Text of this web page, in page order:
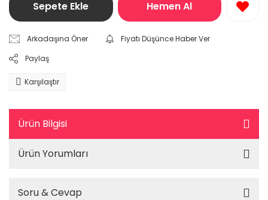
Sepete Ekle Hemen Al
Arkadaşına Öner
Fiyatı Düşünce Haber Ver
Paylaş
Karşılaştır
Ürün Bilgisi
Ürün Yorumları
Soru & Cevap